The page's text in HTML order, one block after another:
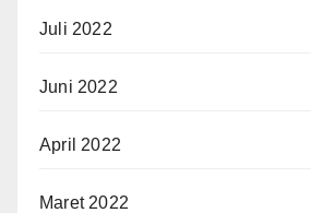
Juli 2022
Juni 2022
April 2022
Maret 2022